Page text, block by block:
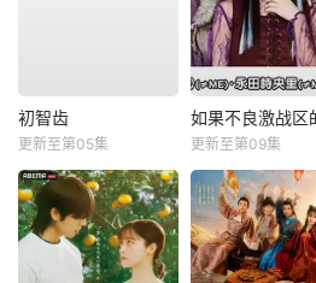
初智齿
更新至第05集 更新至第09集